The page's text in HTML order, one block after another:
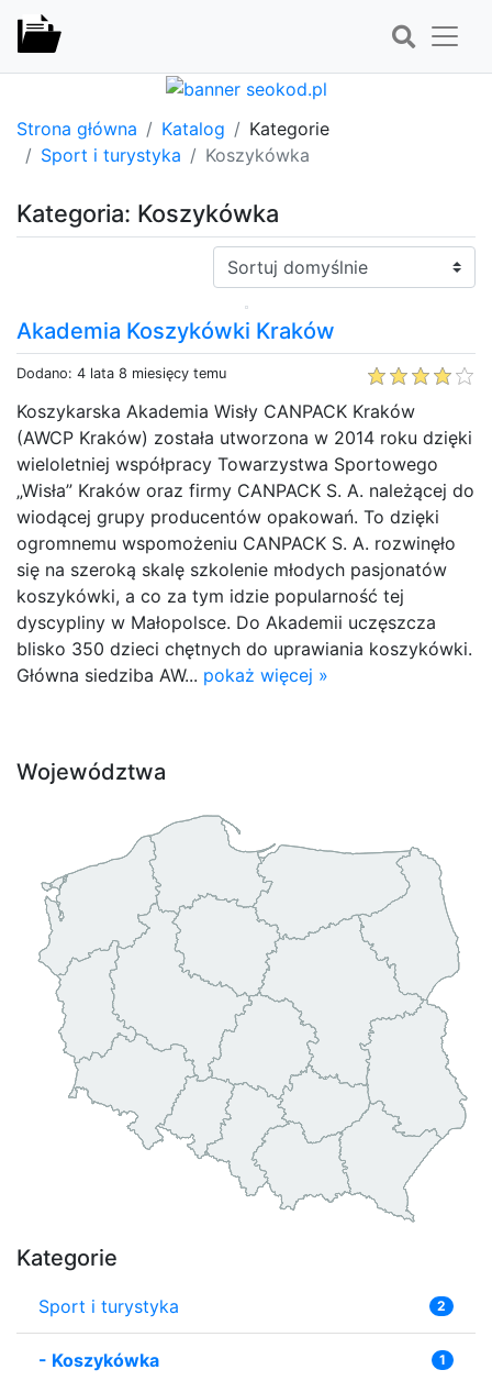
Strona główna Katalog
Kategorie
Sport i turystyka
Koszykówka
Kategoria: Koszykówka
Sortuj:
Akademia Koszykówki Kraków
Dodano: 4 lata 8 miesięcy temu
Koszykarska Akademia Wisły CANPACK Kraków
(AWCP Kraków) została utworzona w 2014 roku dzięki
wieloletniej współpracy Towarzystwa Sportowego
„Wisła” Kraków oraz firmy CANPACK S. A. należącej do
wiodącej grupy producentów opakowań. To dzięki
ogromnemu wspomożeniu CANPACK S. A. rozwinęło
się na szeroką skalę szkolenie młodych pasjonatów
koszykówki, a co za tym idzie popularność tej
dyscypliny w Małopolsce. Do Akademii uczęszcza
blisko 350 dzieci chętnych do uprawiania koszykówki.
Główna siedziba AW... pokaż więcej »
Województwa
Kategorie
Sport i turystyka 2
- Koszykówka 1